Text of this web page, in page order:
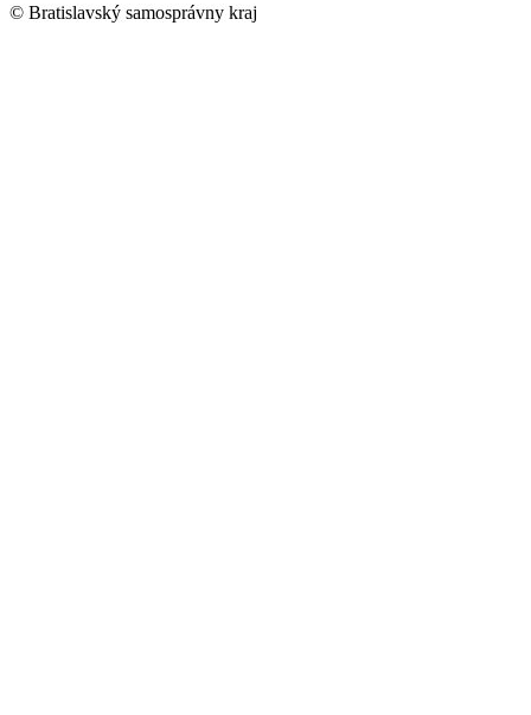
© Bratislavský samosprávny kraj